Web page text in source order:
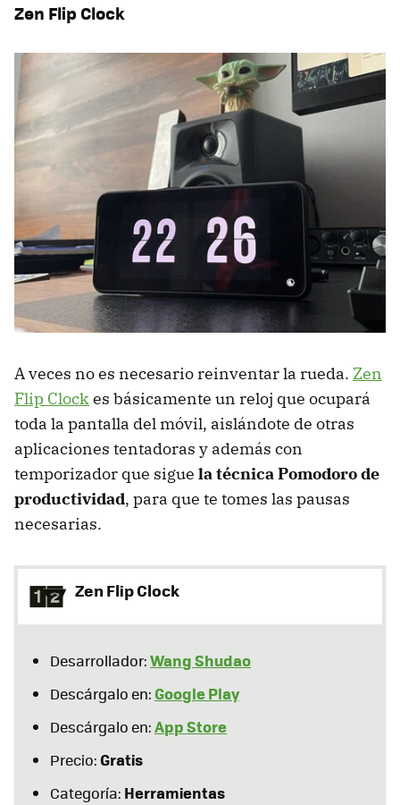
Zen Flip Clock
A veces no es necesario reinventar la rueda. Zen
Flip Clockes básicamente un reloj que ocupará
toda la pantalla del móvil, aislándote de otras
aplicaciones tentadoras y además con
temporizador que sigue la técnica Pomodoro de
productividad, para que te tomes las pausas
necesarias.
Zen Flip Clock
Desarrollador:Wang Shudao
Descárgalo en: Google Play
Descárgalo en:App Store
Precio:Gratis
Categoría: Herramientas